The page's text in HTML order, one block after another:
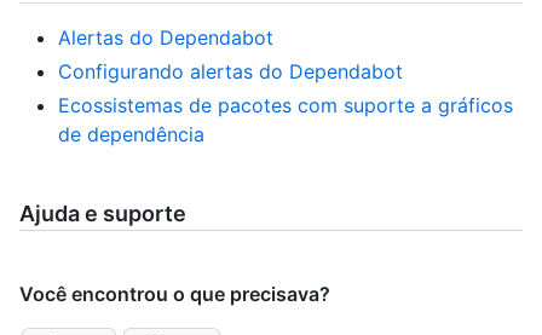
Alertas do Dependabot
Configurando alertas do Dependabot
Ecossistemas de pacotes com suporte a gráficos
de dependência
Ajuda e suporte
Você encontrou o que precisava?